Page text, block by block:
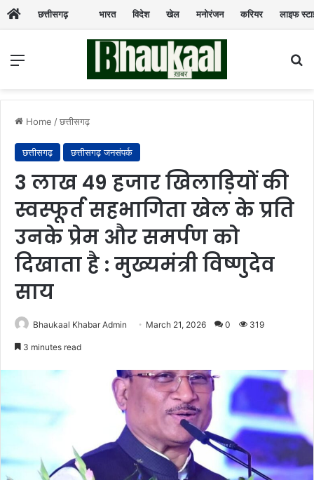
छत्तीसगढ़ भारत विदेश खेल मनोरंजन करियर लाइफ
Menu
Home /छत्तीसगढ़
छत्तीसगढ़ छत्तीसगढ़ जनसंपर्क
3 लाख 49 हजार खिलाड़ियों की
स्वस्फूर्त सहभागिता खेल के प्रति
उनके प्रेम और समर्पण को
दिखाता है : मुख्यमंत्री विष्णुदेव
साय
Bhaukaal Khabar Admin March 21, 2026 0 319
3 minutes read